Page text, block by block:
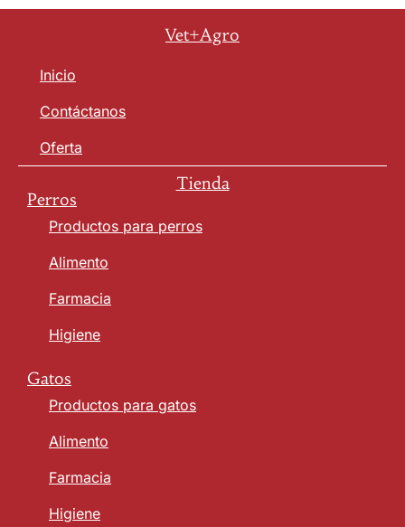
Vet+Agro
Inicio
Contáctanos
Oferta
Tienda
Perros
Productos para perros
Alimento
Farmacia
Higiene
Gatos
Productos para gatos
Alimento
Farmacia
Higiene